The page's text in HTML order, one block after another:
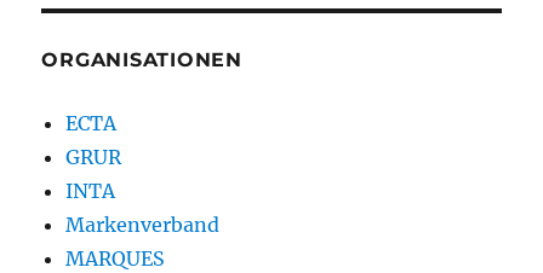
ORGANISATIONEN
ECTA
GRUR
INTA
Markenverband
MARQUES